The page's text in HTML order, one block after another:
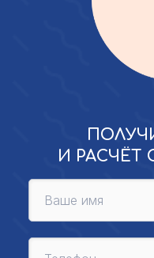
И РАСЧЁТ